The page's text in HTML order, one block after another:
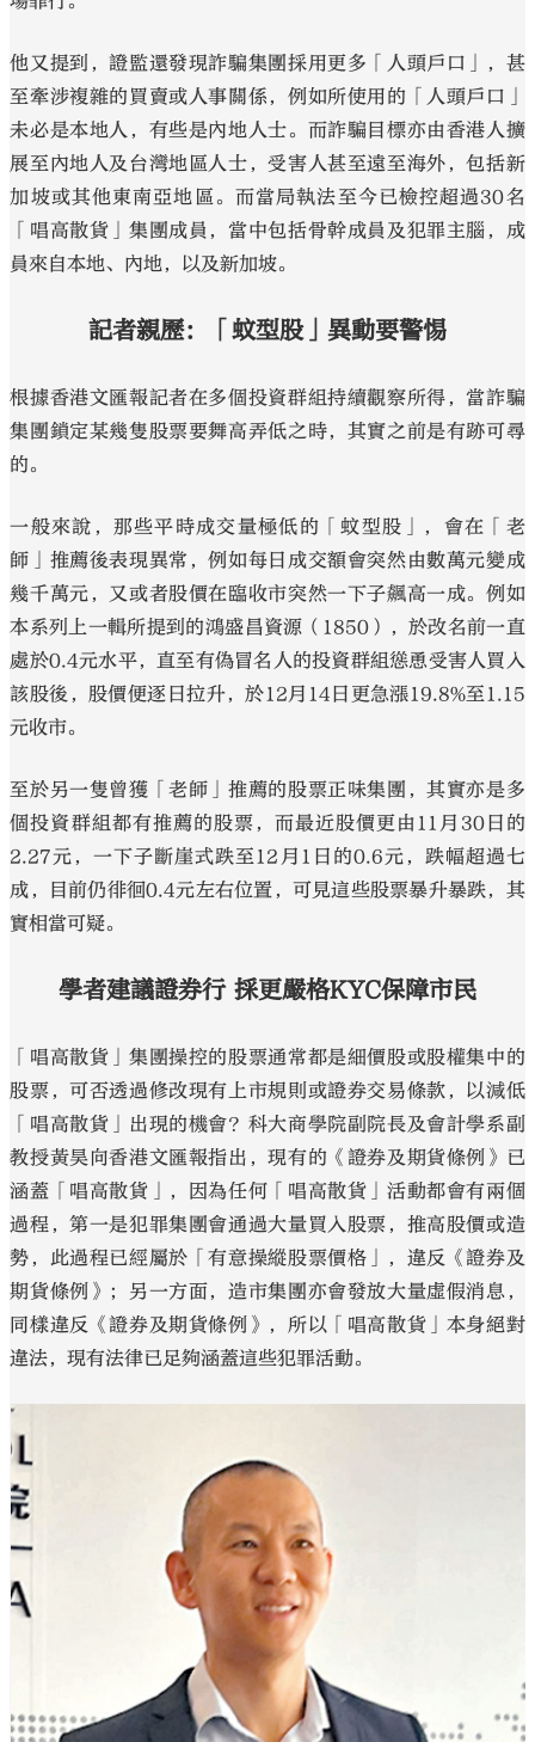
他又提到，證監還發現詐騙集團採用更多「人頭戶口」，甚
至牽涉複雜的買賣或人事關係，例如所使用的「人頭戶口」
未必是本地人，有些是內地人士。而詐騙目標亦由香港人擴
展至內地人及台灣地區人士，受害人甚至遠至海外，包括新
加坡或其他東南亞地區。而當局執法至今已檢控超過30名
「唱高散貨」集團成員，當中包括骨幹成員及犯罪主腦，成
員來自本地、內地，以及新加坡。
記者親歷：「蚊型股」異動要警惕
根據香港文匯報記者在多個投資群組持續觀察所得，當詐騙
集團鎖定某幾隻股票要舞高弄低之時，其實之前是有跡可尋
的。
一般來說，那些平時成交量極低的「蚊型股」，會在「老
師」推薦後表現異常，例如每日成交額會突然由數萬元變成
幾千萬元，又或者股價在臨收市突然一下子飆高一成。例如
本系列上一輯所提到的鴻盛昌資源（1850），於改名前一直
處於0.4元水平，直至有偽冒名人的投資群組慫恿受害人買入
該股後，股價便逐日拉升，於12月14日更急漲19.8%至1.15
元收市。
至於另一隻曾獲「老師」推薦的股票正味集團，其實亦是多
個投資群組都有推薦的股票，而最近股價更由11月30日的
2.27元，一下子斷崖式跌至12月1日的0.6元，跌幅超過七
成，目前仍徘徊0.4元左右位置，可見這些股票暴升暴跌，其
實相當可疑。
學者建議證券行 採更嚴格KYC保障市民
「唱高散貨」集團操控的股票通常都是細價股或股權集中的
股票，可否透過修改現有上市規則或證券交易條款，以減低
「唱高散貨」出現的機會？科大商學院副院長及會計學系副
教授黃昊向香港文匯報指出，現有的《證券及期貨條例》已
涵蓋「唱高散貨」，因為任何「唱高散貨」活動都會有兩個
過程，第一是犯罪集團會通過大量買入股票，推高股價或造
勢，此過程已經屬於「有意操縱股票價格」，違反《證券及
期貨條例》；另一方面，造市集團亦會發放大量虛假消息，
同樣違反《證券及期貨條例》，所以「唱高散貨」本身絕對
違法，現有法律已足夠涵蓋這些犯罪活動。